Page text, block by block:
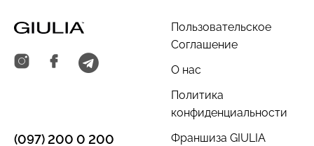
Пользовательское
Соглашение
О нас
Политика
конфиденциальности
Франшиза GIULIA
(097) 200 0 200